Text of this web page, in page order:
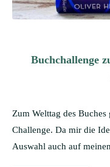
Buchchallenge
Zum Welttag des
Challenge. Da mir die
Auswahl auch auf